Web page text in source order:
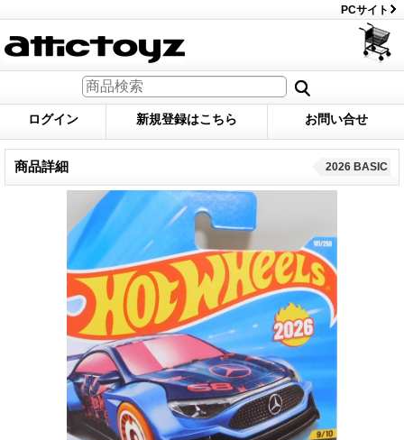
PCサイト
ログイン 新規登録はこちら お問い合せ
商品詳細 2026 BASIC